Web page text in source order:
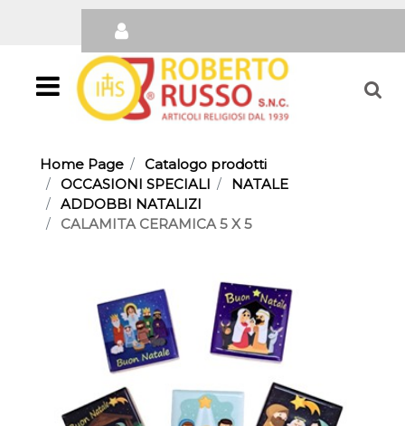
Open
Home Page
Catalogo prodotti
OCCASIONI SPECIALI
NATALE
ADDOBBI NATALIZI
CALAMITA CERAMICA 5 X 5